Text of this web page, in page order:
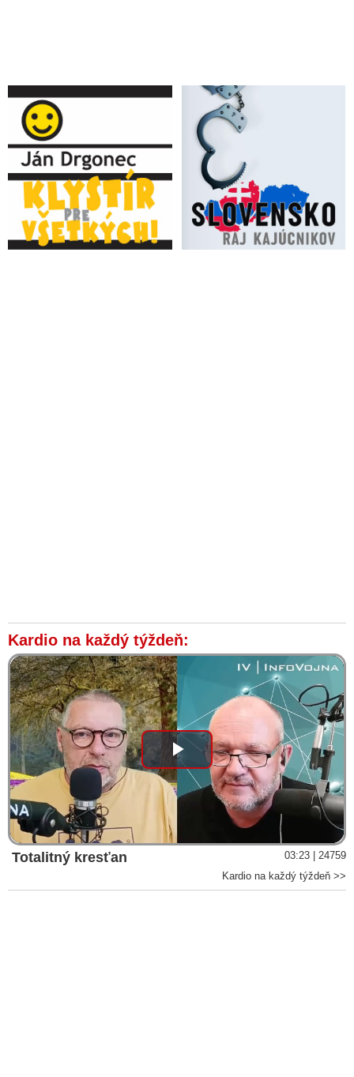
Kardio na každý týždeň:
Play
Video
Totalitný kresťan
03:23 | 24759
Kardio na každý týždeň >>